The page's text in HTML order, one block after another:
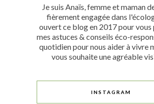
Je suis Anaïs, femme et maman
fièrement engagée dans
ouvert ce blog en 2017 pour
mes astuces & conseils éco-
quotidien pour nous aider à vivre
vous souhaite une agréable
INSTAGRAM